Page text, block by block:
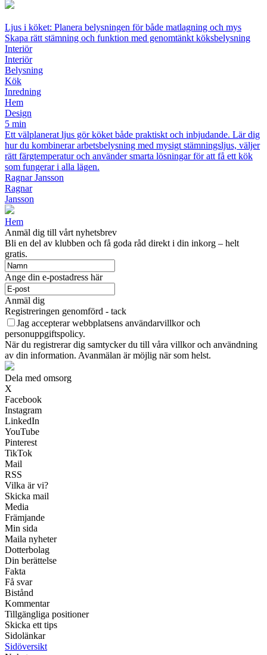
Ljus i köket: Planera belysningen för både matlagning och mys
Skapa rätt stämning och funktion med genomtänkt köksbelysning
Interiör
Interiör
Belysning
Kök
Inredning
Hem
Design
5 min
Ett välplanerat ljus gör köket både praktiskt och inbjudande. Lär dig
hur du kombinerar arbetsbelysning med mysigt stämningsljus, väljer
rätt färgtemperatur och använder smarta lösningar för att få ett kök
som fungerar i alla lägen.
Ragnar Jansson
Ragnar
Jansson
Hem
Anmäl dig till vårt nyhetsbrev
Bli en del av klubben och få goda råd direkt i din inkorg – helt
gratis.
Ange din e-postadress här
Anmäl dig
Registreringen genomförd - tack
Jag accepterar webbplatsens användarvillkor och
personuppgiftspolicy.
När du registrerar dig samtycker du till våra villkor och användning
av din information. Avanmälan är möjlig när som helst.
Dela med omsorg
X
Facebook
Instagram
LinkedIn
YouTube
Pinterest
TikTok
Mail
RSS
Vilka är vi?
Skicka mail
Media
Främjande
Min sida
Maila nyheter
Dotterbolag
Din berättelse
Fakta
Få svar
Bistånd
Kommentar
Tillgängliga positioner
Skicka ett tips
Sidolänkar
Sidöversikt